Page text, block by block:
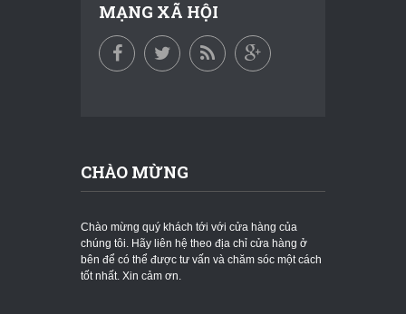
MẠNG XÃ HỘI
CHÀO MỪNG
Chào mừng quý khách tới với cửa hàng của
chúng tôi. Hãy liên hệ theo địa chỉ cửa hàng ở
bên để có thể được tư vấn và chăm sóc một cách
tốt nhất. Xin cảm ơn.